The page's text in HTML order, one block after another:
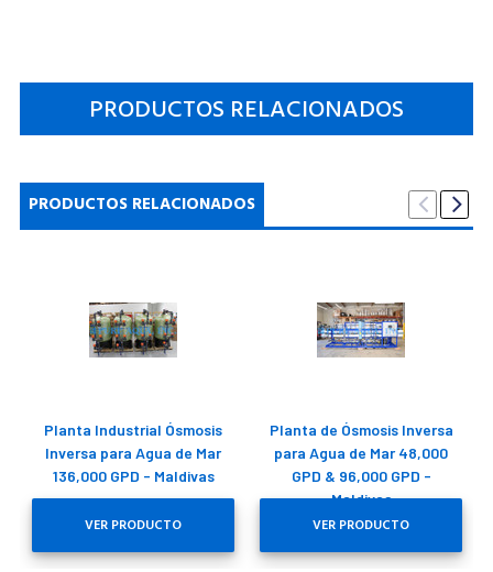
PRODUCTOS RELACIONADOS
PRODUCTOS RELACIONADOS
Planta Industrial Ósmosis
Inversa para Agua de Mar
136,000 GPD - Maldivas
VER PRODUCTO
Planta de Ósmosis Inversa
para Agua de Mar 48,000
GPD & 96,000 GPD -
Maldivas
VER PRODUCTO